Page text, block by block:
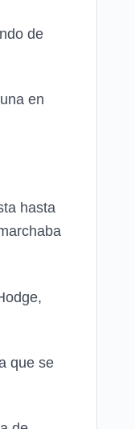
de
en
hasta
que se